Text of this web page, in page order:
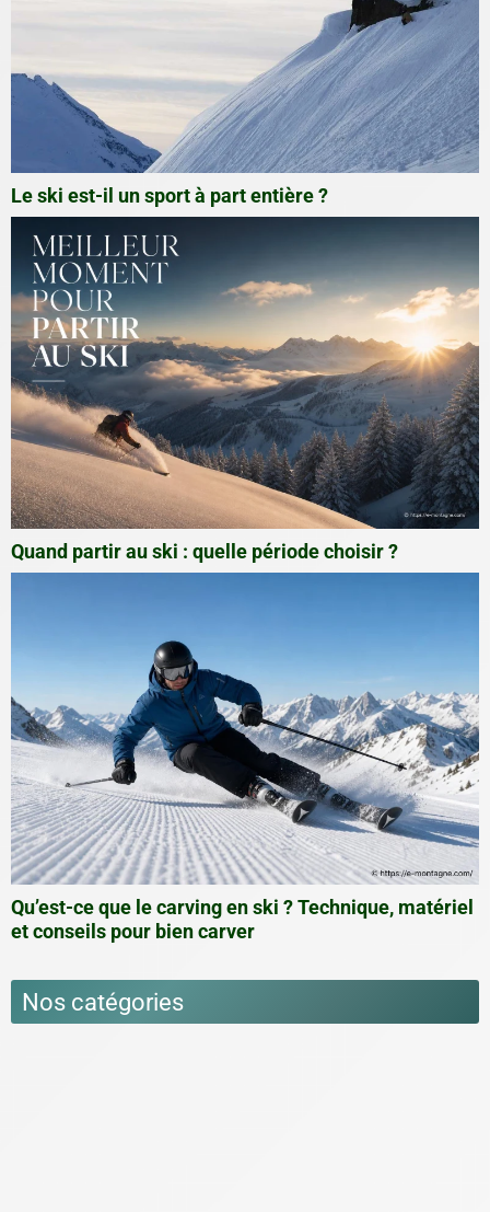
Le ski est-il un sport à part entière ?
Quand partir au ski : quelle période choisir ?
Qu’est-ce que le carving en ski ? Technique, matériel
et conseils pour bien carver
Nos catégories